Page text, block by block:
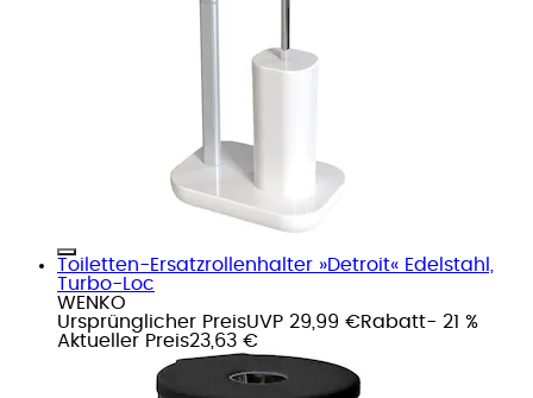
Toiletten-Ersatzrollenhalter »Detroit« Edelstahl,
Turbo-Loc
WENKO
Ursprünglicher PreisUVP 29,99 €Rabatt- 21 %
Aktueller Preis23,63 €